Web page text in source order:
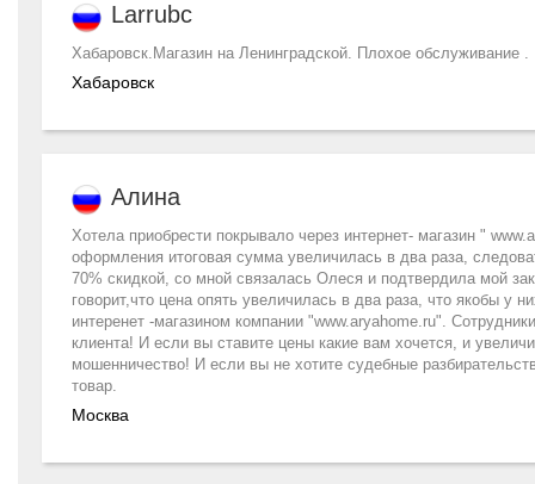
Larrubc
Хабаровск.Магазин на Ленинградской. Плохое обслуживание
Хабаровск
Алина
Хотела приобрести покрывало через интернет- магазин "
оформления итоговая сумма увеличилась в два раза,
70% скидкой, со мной связалась Олеся и подтвердила мой
говорит,что цена опять увеличилась в два раза, что якобы
интеренет -магазином компании "www.aryahome.ru".
клиента! И если вы ставите цены какие вам хочется, и
мошенничество! И если вы не хотите судебные
товар.
Москва